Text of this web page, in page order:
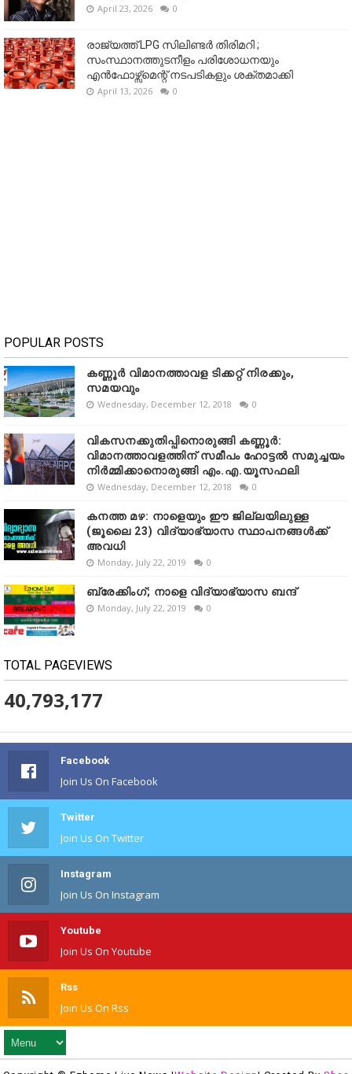
April 23, 2026 0
രാജ്യത്ത് LPG സിലിണ്ടർ തിരിമറി ;
സംസ്ഥാനത്തുടനീളം പരിശോധനയും
എൻഫോഴ്സ്മെന്റ് നടപടികളും ശക്തമാക്കി
April 13, 2026 0
POPULAR POSTS
കണ്ണൂർ വിമാനത്താവള ടിക്കറ്റ് നിരക്കും,
സമയവും
Wednesday, December 12, 2018 0
വികസനക്കുതിപ്പിനൊരുങ്ങി കണ്ണൂർ:
വിമാനത്താവളത്തിന് സമീപം ഹോട്ടൽ സമുച്ചയം
നിർമ്മിക്കാനൊരുങ്ങി എം.എ.യൂസഫലി
Wednesday, December 12, 2018 0
കനത്ത മഴ: നാളെയും ഈ ജില്ലയിലുള്ള
(ജൂലൈ 23) വിദ്യാഭ്യാസ സ്ഥാപനങ്ങൾക്ക്
അവധി
Monday, July 22, 2019 0
ബ്രേക്കിംഗ്; നാളെ വിദ്യാഭ്യാസ ബന്ദ്
Monday, July 22, 2019 0
TOTAL PAGEVIEWS
40,793,177
Facebook
Join Us On Facebook
Twitter
Join Us On Twitter
Instagram
Join Us On Instagram
Youtube
Join Us On Youtube
Rss
Join Us On Rss